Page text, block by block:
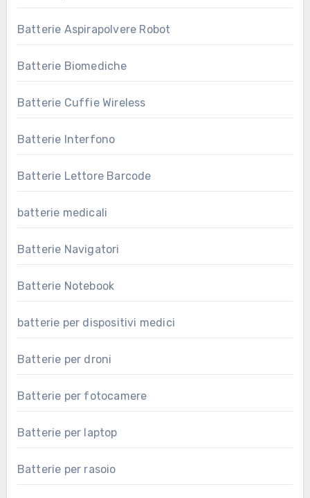
Batterie Aspirapolvere Robot
Batterie Biomediche
Batterie Cuffie Wireless
Batterie Interfono
Batterie Lettore Barcode
batterie medicali
Batterie Navigatori
Batterie Notebook
batterie per dispositivi medici
Batterie per droni
Batterie per fotocamere
Batterie per laptop
Batterie per rasoio